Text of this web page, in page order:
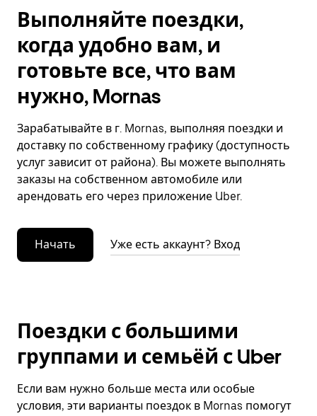
Выполняйте поездки,
когда удобно вам, и
готовьте все, что вам
нужно, Mornas
Зарабатывайте в г. Mornas, выполняя поездки и
доставку по собственному графику (доступность
услуг зависит от района). Вы можете выполнять
заказы на собственном автомобиле или
арендовать его через приложение Uber.
Начать Уже есть аккаунт? Вход
Поездки с большими
группами и семьёй с Uber
Если вам нужно больше места или особые
условия, эти варианты поездок в Mornas помогут